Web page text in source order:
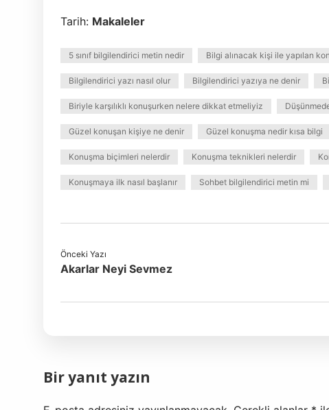
Tarih: Makaleler
5 sınıf bilgilendirici metin nedir Bilgi alınacak kişi ile yapılan
Bilgilendirici yazı nasıl olur Bilgilendirici yazıya ne denir
Biriyle karşılıklı konuşurken nelere dikkat etmeliyiz
Güzel konuşan kişiye ne denir Güzel konuşma nedir kısa bilgi
Konuşma biçimleri nelerdir Konuşma teknikleri nelerdir
Konuşmaya ilk nasıl başlanır Sohbet bilgilendirici metin mi
Önceki Yazı
Akarlar Neyi Sevmez
Bir yanıt yazın